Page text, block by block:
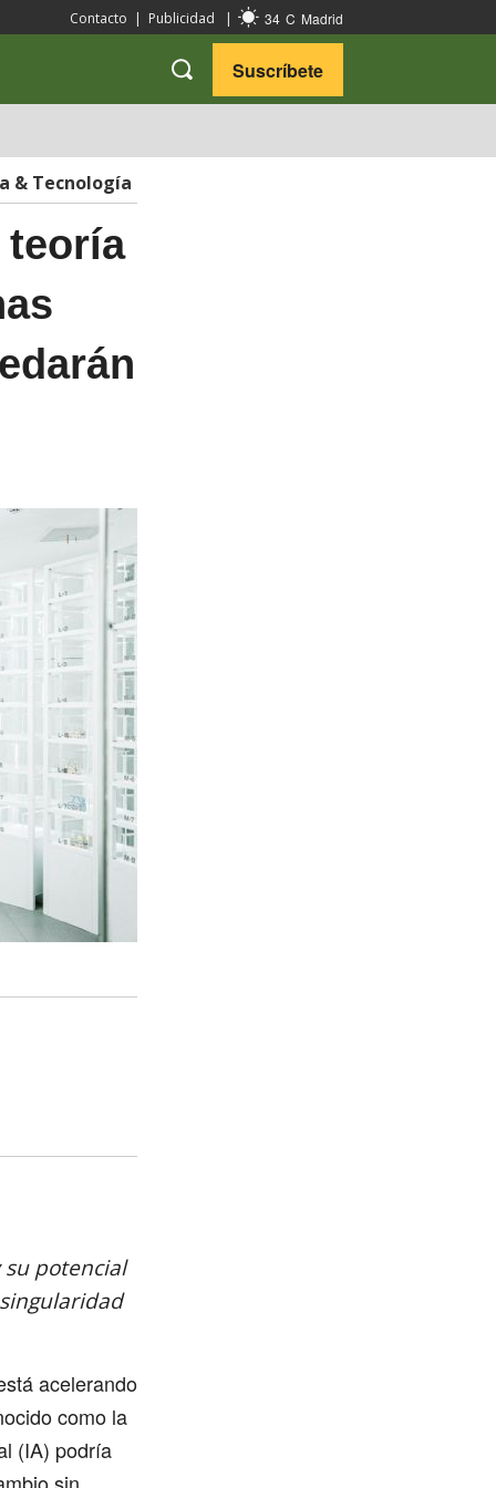
Contacto | Publicidad | 34 C Madrid
Suscríbete
& Tecnología
potencial
acelerando
como la
(IA) podría